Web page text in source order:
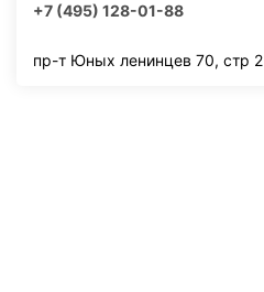
+7 (495) 128-01-88
пр-т Юных ленинцев 70, стр 2